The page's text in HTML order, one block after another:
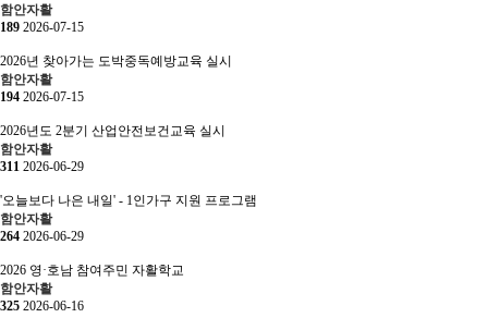
함안자활
189 2026-07-15
2026년 찾아가는 도박중독예방교육 실시
함안자활
194 2026-07-15
2026년도 2분기 산업안전보건교육 실시
함안자활
311 2026-06-29
'오늘보다 나은 내일' - 1인가구 지원 프로그램
함안자활
264 2026-06-29
2026 영·호남 참여주민 자활학교
함안자활
325 2026-06-16